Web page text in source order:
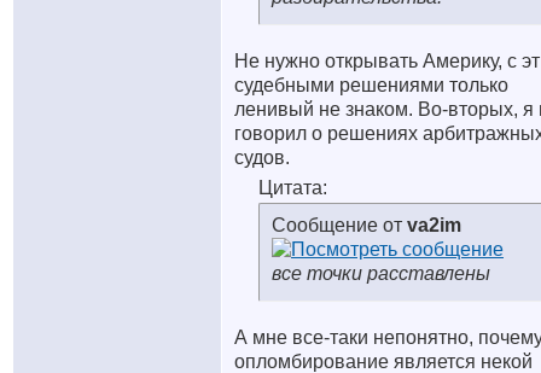
Не нужно открывать Америку, с
судебными решениями только
ленивый не знаком. Во-вторых, я
говорил о решениях
судов.
Цитата:
Сообщение от va2im
все точки расставлены
А мне все-таки непонятно,
опломбирование является некой